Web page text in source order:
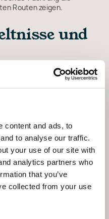
content and ads, to
to analyse our traffic.
your use of our site with
analytics partners who
that you’ve
collected from your use
Routen zeigen.
und
die lange
und ist bis Mitte April in
Verhaeltnisse
Maerz zu finden
ist historisch die
das Dorf fuer den
Die oberen Haenge
zu den
die umfangreiche